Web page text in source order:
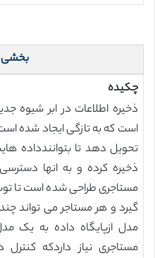
بخشی
چکیده
ذخیره اطلاعات در ابر شیوه
است که به تازگی ایجاد شده است
تحویل دهد تا بتوانندداده
ذخیره کرده و به انها
مستاجری طراحی شده است تا
گیرد و هر مستاجر می تواند
مدل ازپایگاه داده به یک
مستاجری نیاز داردکه